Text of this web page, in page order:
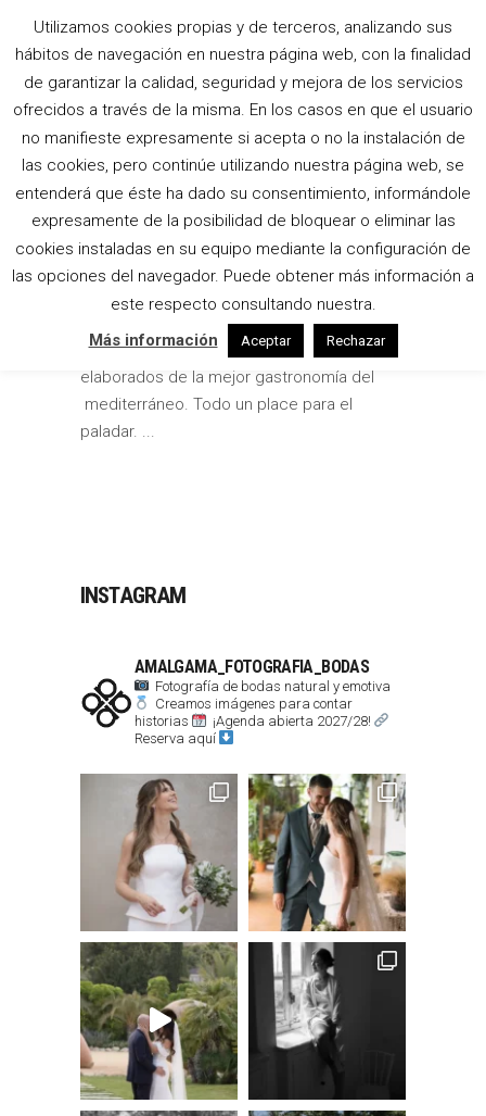
MARISCO TAG
COCINA MEDITERRÁNEA
byAmalgama Artículos 14 julio, 2013
Aquí os dejamos una muestra de
fotografías que hemos realizado para
diferentes revistas y publicaciones de
restaurantes de la Comunidad Valenciana.
Platos exquisitos y perfectamente
elaborados de la mejor gastronomía del
mediterráneo. Todo un place para el
paladar.
INSTAGRAM
AMALGAMA_FOTOGRAFIA_BODAS
Fotografía de bodas natural y emotiva
Creamos imágenes para contar
historias
¡Agenda abierta 2027/28!
Reserva aquí
Utilizamos cookies propias y de terceros, analizando sus
hábitos de navegación en nuestra página web, con la finalidad
de garantizar la calidad, seguridad y mejora de los servicios
ofrecidos a través de la misma. En los casos en que el usuario
no manifieste expresamente si acepta o no la instalación de
las cookies, pero continúe utilizando nuestra página web, se
entenderá que éste ha dado su consentimiento, informándole
expresamente de la posibilidad de bloquear o eliminar las
cookies instaladas en su equipo mediante la configuración de
las opciones del navegador. Puede obtener más información a
este respecto consultando nuestra.
Más información
Aceptar Rechazar